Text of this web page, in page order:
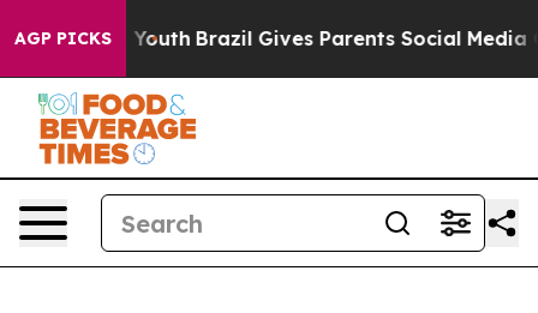
AGP PICKS
to Youth Brazil Gives Parents Social Media